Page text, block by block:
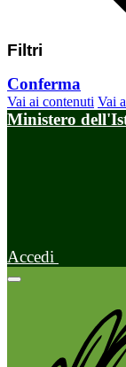
Filtri
Conferma
Vai ai contenuti Vai
Ministero
Accedi